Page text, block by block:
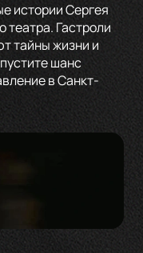
истории Сергея
театра. Гастроли
тайны жизни и
шанс
в Санкт-